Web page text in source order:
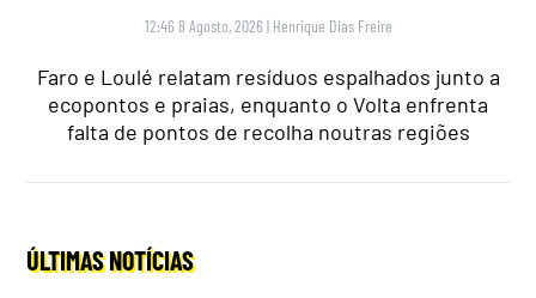
12:46 8 Agosto, 2026 | Henrique Dias Freire
Faro e Loulé relatam resíduos espalhados junto a
ecopontos e praias, enquanto o Volta enfrenta
falta de pontos de recolha noutras regiões
ÚLTIMAS NOTÍCIAS